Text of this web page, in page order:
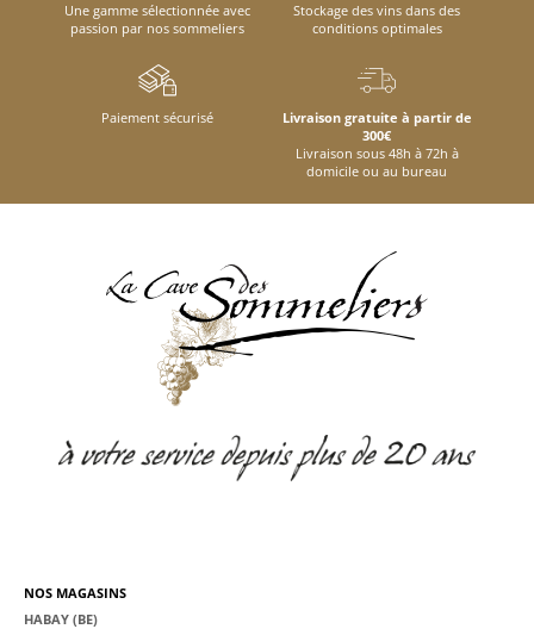
Une gamme sélectionnée avec
passion par nos sommeliers
Stockage des vins dans des
conditions optimales
Paiement sécurisé
Livraison gratuite à partir de
300€
Livraison sous 48h à 72h à
domicile ou au bureau
NOS MAGASINS
HABAY (BE)